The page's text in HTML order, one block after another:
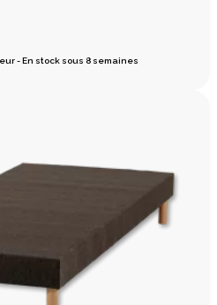
- En stock sous 8 semaines